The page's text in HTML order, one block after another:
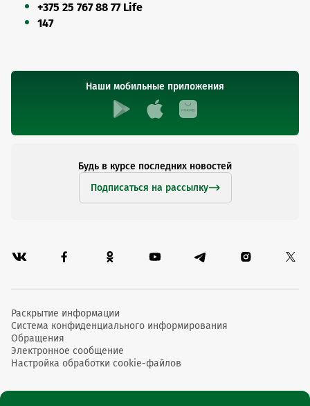
+375 25 767 88 77 Life
147
Наши мобильные приложения
Будь в курсе последних новостей
Подписаться на рассылку
Раскрытие информации
Система конфиденциального информирования
Обращения
Электронное сообщение
Настройка обработки cookie-файлов